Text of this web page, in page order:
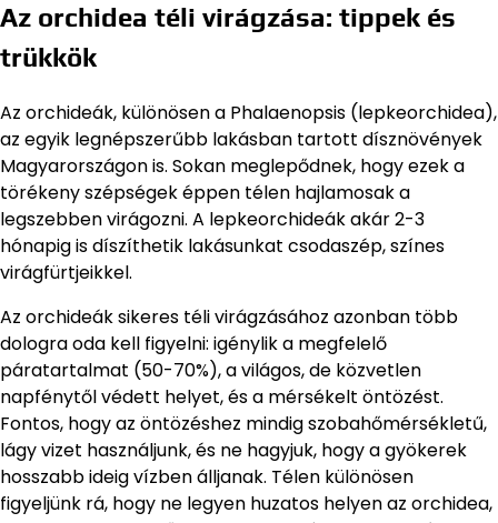
Az orchidea téli virágzása: tippek és
trükkök
Az orchideák, különösen a Phalaenopsis (lepkeorchidea),
az egyik legnépszerűbb lakásban tartott dísznövények
Magyarországon is. Sokan meglepődnek, hogy ezek a
törékeny szépségek éppen télen hajlamosak a
legszebben virágozni. A lepkeorchideák akár 2-3
hónapig is díszíthetik lakásunkat csodaszép, színes
virágfürtjeikkel.
Az orchideák sikeres téli virágzásához azonban több
dologra oda kell figyelni: igénylik a megfelelő
páratartalmat (50-70%), a világos, de közvetlen
napfénytől védett helyet, és a mérsékelt öntözést.
Fontos, hogy az öntözéshez mindig szobahőmérsékletű,
lágy vizet használjunk, és ne hagyjuk, hogy a gyökerek
hosszabb ideig vízben álljanak. Télen különösen
figyeljünk rá, hogy ne legyen huzatos helyen az orchidea,